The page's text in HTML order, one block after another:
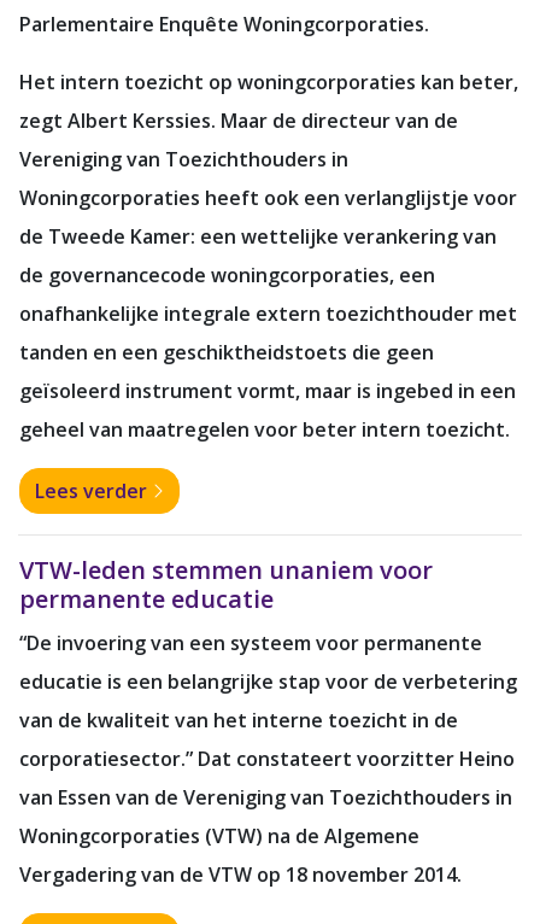
Parlementaire Enquête Woningcorporaties.
Het intern toezicht op woningcorporaties kan beter,
zegt Albert Kerssies. Maar de directeur van de
Vereniging van Toezichthouders in
Woningcorporaties heeft ook een verlanglijstje voor
de Tweede Kamer: een wettelijke verankering van
de governancecode woningcorporaties, een
onafhankelijke integrale extern toezichthouder met
tanden en een geschiktheidstoets die geen
geïsoleerd instrument vormt, maar is ingebed in een
geheel van maatregelen voor beter intern toezicht.
Lees verder
VTW-leden stemmen unaniem voor
permanente educatie
“De invoering van een systeem voor permanente
educatie is een belangrijke stap voor de verbetering
van de kwaliteit van het interne toezicht in de
corporatiesector.” Dat constateert voorzitter Heino
van Essen van de Vereniging van Toezichthouders in
Woningcorporaties (VTW) na de Algemene
Vergadering van de VTW op 18 november 2014.